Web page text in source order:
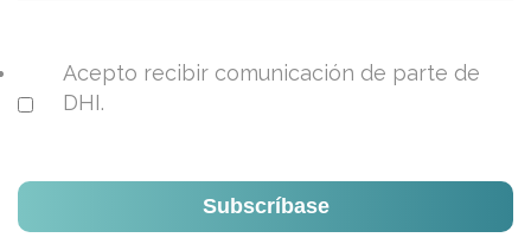
Acepto recibir comunicación de parte de
DHI.